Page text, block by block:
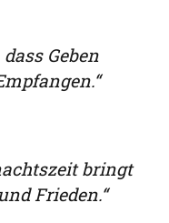
Geben
bringt
Frieden.“